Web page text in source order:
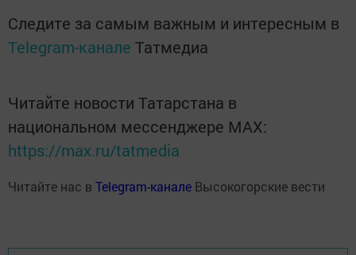
Следите за самым важным и интересным в
Telegram-канале Татмедиа
Читайте новости Татарстана в
национальном мессенджере MАХ:
https://max.ru/tatmedia
Читайте нас в Telegram-канале Высокогорские вести